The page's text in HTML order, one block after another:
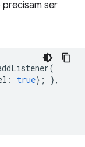
precisam ser
(
: true};
},